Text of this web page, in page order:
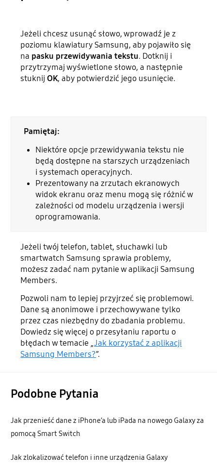
Jeżeli chcesz usunąć słowo, wprowadź je z
poziomu klawiatury Samsung, aby pojawiło się
na pasku przewidywania tekstu. Dotknij i
przytrzymaj wyświetlone słowo, a następnie
stuknijOK, aby potwierdzić jego usunięcie.
Pamiętaj:
Niektóre opcje przewidywania tekstu nie
będą dostępne na starszych urządzeniach
i systemach operacyjnych.
Prezentowany na zrzutach ekranowych
widok ekranu oraz menu mogą się różnić w
zależności od modelu urządzenia i wersji
oprogramowania.
Jeżeli twój telefon, tablet, słuchawki lub
smartwatch Samsung sprawia problemy,
możesz zadać nam pytanie w aplikacji Samsung
Members.
Pozwoli nam to lepiej przyjrzeć się problemowi.
Dane są anonimowe i przechowywane tylko
przez czas niezbędny do zbadania problemu.
Dowiedz się więcej o przesyłaniu raportu o
błędach w temacie „Jak korzystać z aplikacji
Samsung Members?”.
Podobne Pytania
Jak przenieść dane z iPhone’a lub iPada na nowego Galaxy za
pomocą Smart Switch
Jak zlokalizować telefon i inne urządzenia Galaxy